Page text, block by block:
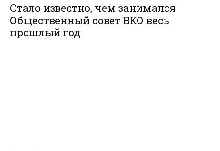
Стало известно, чем занимался
Общественный совет ВКО весь
прошлый год